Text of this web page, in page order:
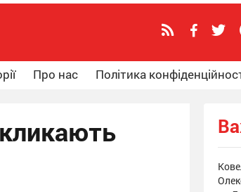
Про нас Політика